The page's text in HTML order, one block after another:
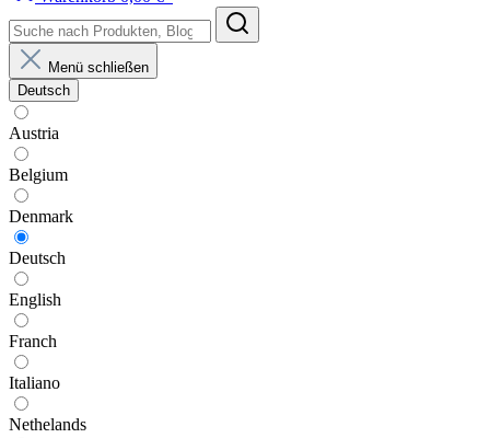
Menü schließen
Deutsch
Austria
Belgium
Denmark
Deutsch
English
Franch
Italiano
Nethelands